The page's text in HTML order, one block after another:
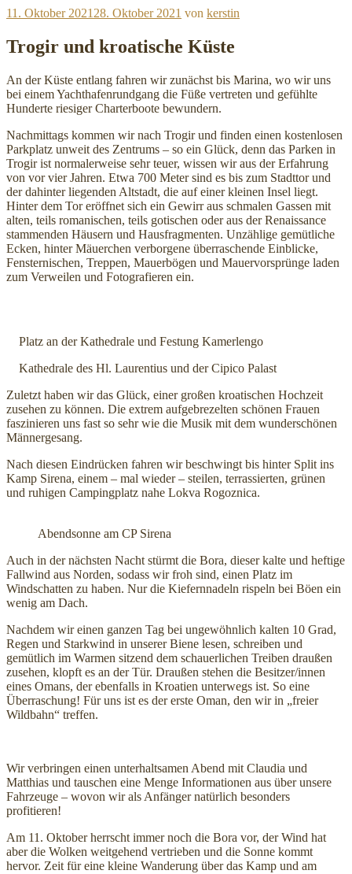
Veröffentlicht
11. Oktober 2021 28. Oktober 2021 von kerstin
Trogir und kroatische Küste
An der Küste entlang fahren wir zunächst bis Marina, wo wir uns
bei einem Yachthafenrundgang die Füße vertreten und gefühlte
Hunderte riesiger Charterboote bewundern.
Nachmittags kommen wir nach Trogir und finden einen kostenlosen
Parkplatz unweit des Zentrums – so ein Glück, denn das Parken in
Trogir ist normalerweise sehr teuer, wissen wir aus der Erfahrung
von vor vier Jahren. Etwa 700 Meter sind es bis zum Stadttor und
der dahinter liegenden Altstadt, die auf einer kleinen Insel liegt.
Hinter dem Tor eröffnet sich ein Gewirr aus schmalen Gassen mit
alten, teils romanischen, teils gotischen oder aus der Renaissance
stammenden Häusern und Hausfragmenten. Unzählige gemütliche
Ecken, hinter Mäuerchen verborgene überraschende Einblicke,
Fensternischen, Treppen, Mauerbögen und Mauervorsprünge laden
zum Verweilen und Fotografieren ein.
Platz an der Kathedrale und Festung Kamerlengo
Kathedrale des Hl. Laurentius und der Cipico Palast
Zuletzt haben wir das Glück, einer großen kroatischen Hochzeit
zusehen zu können. Die extrem aufgebrezelten schönen Frauen
faszinieren uns fast so sehr wie die Musik mit dem wunderschönen
Männergesang.
Nach diesen Eindrücken fahren wir beschwingt bis hinter Split ins
Kamp Sirena, einem – mal wieder – steilen, terrassierten, grünen
und ruhigen Campingplatz nahe Lokva Rogoznica.
Abendsonne am CP Sirena
Auch in der nächsten Nacht stürmt die Bora, dieser kalte und heftige
Fallwind aus Norden, sodass wir froh sind, einen Platz im
Windschatten zu haben. Nur die Kiefernnadeln rispeln bei Böen ein
wenig am Dach.
Nachdem wir einen ganzen Tag bei ungewöhnlich kalten 10 Grad,
Regen und Starkwind in unserer Biene lesen, schreiben und
gemütlich im Warmen sitzend dem schauerlichen Treiben draußen
zusehen, klopft es an der Tür. Draußen stehen die Besitzer/innen
eines Omans, der ebenfalls in Kroatien unterwegs ist. So eine
Überraschung! Für uns ist es der erste Oman, den wir in „freier
Wildbahn“ treffen.
Wir verbringen einen unterhaltsamen Abend mit Claudia und
Matthias und tauschen eine Menge Informationen aus über unsere
Fahrzeuge – wovon wir als Anfänger natürlich besonders
profitieren!
Am 11. Oktober herrscht immer noch die Bora vor, der Wind hat
aber die Wolken weitgehend vertrieben und die Sonne kommt
hervor. Zeit für eine kleine Wanderung über das Kamp und am